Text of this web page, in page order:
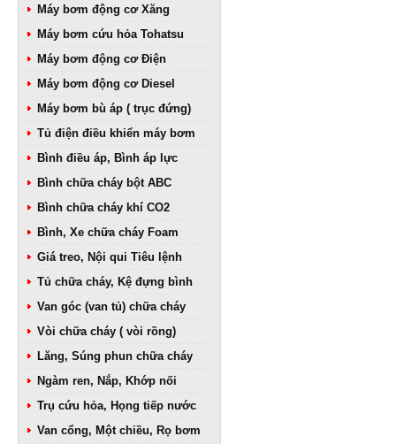
Máy bơm động cơ Xăng
Máy bơm cứu hỏa Tohatsu
Máy bơm động cơ Điện
Máy bơm động cơ Diesel
Máy bơm bù áp ( trục đứng)
Tủ điện điều khiển máy bơm
Bình điều áp, Bình áp lực
Bình chữa cháy bột ABC
Bình chữa cháy khí CO2
Bình, Xe chữa cháy Foam
Giá treo, Nội qui Tiêu lệnh
Tủ chữa cháy, Kệ đựng bình
Van góc (van tủ) chữa cháy
Vòi chữa cháy ( vòi rồng)
Lăng, Súng phun chữa cháy
Ngàm ren, Nắp, Khớp nối
Trụ cứu hỏa, Họng tiếp nước
Van cổng, Một chiều, Rọ bơm